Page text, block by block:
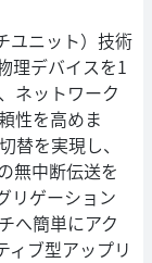
ユニット）技術
理デバイスを1
ネットワーク
性を高めま
替を実現し、
無中断伝送を
リゲーション
へ簡単にアク
ィブ型アップリ